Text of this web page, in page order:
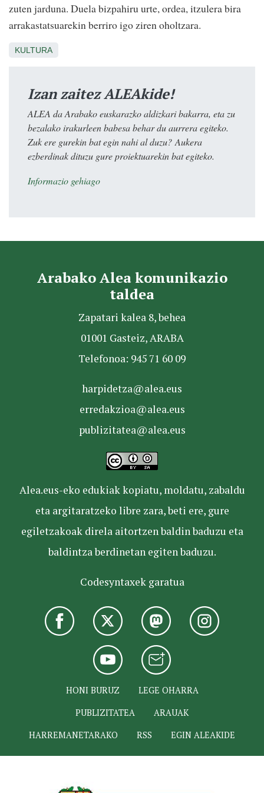
zuten jarduna. Duela bizpahiru urte, ordea, itzulera bira
arrakastatsuarekin berriro igo ziren oholtzara.
KULTURA
Izan zaitez ALEAkide!
ALEA da Arabako euskarazko aldizkari bakarra, eta zu
bezalako irakurleen babesa behar du aurrera egiteko.
Zuk ere gurekin bat egin nahi al duzu? Aukera
ezberdinak dituzu gure proiektuarekin bat egiteko.
Informazio gehiago
Arabako Alea komunikazio
taldea
Zapatari kalea 8, behea
01001 Gasteiz, ARABA
Telefonoa: 945 71 60 09
harpidetza@alea.eus
erredakzioa@alea.eus
publizitatea@alea.eus
Alea.eus-eko edukiak kopiatu, moldatu, zabaldu
eta argitaratzeko libre zara, beti ere, gure
egiletzakoak direla aitortzen baldin baduzu eta
baldintza berdinetan egiten baduzu.
Codesyntaxek garatua
HONI BURUZ
LEGE OHARRA
PUBLIZITATEA
ARAUAK
HARREMANETARAKO
RSS EGIN ALEAKIDE